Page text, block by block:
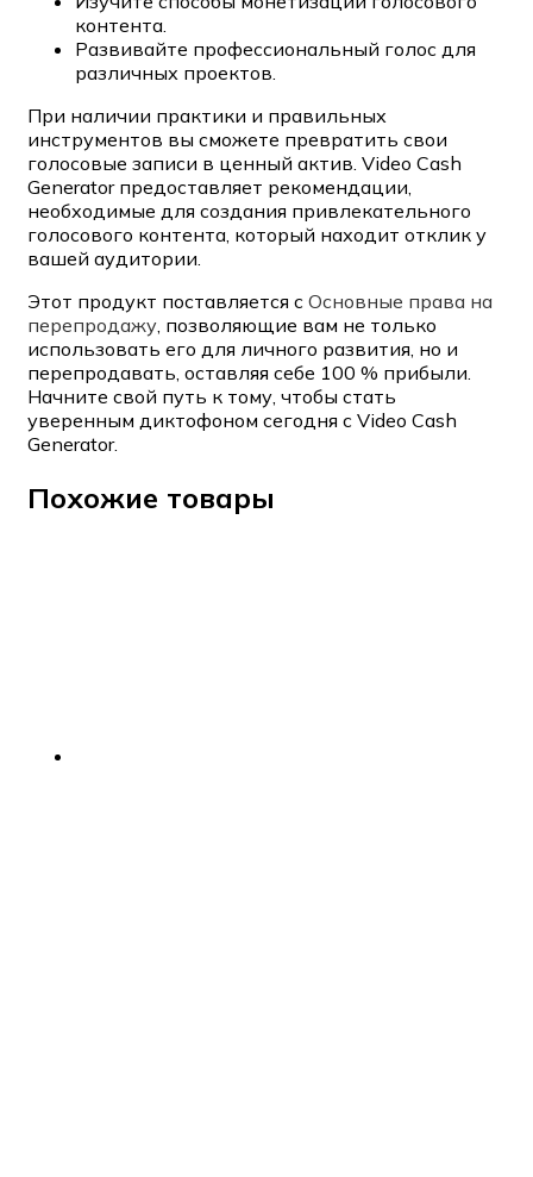
контента.
Развивайте профессиональный голос для
различных проектов.
При наличии практики и правильных
инструментов вы сможете превратить свои
голосовые записи в ценный актив. Video Cash
Generator предоставляет рекомендации,
необходимые для создания привлекательного
голосового контента, который находит отклик у
вашей аудитории.
Этот продукт поставляется с Основные права на
перепродажу , позволяющие вам не только
использовать его для личного развития, но и
перепродавать, оставляя себе 100 % прибыли.
Начните свой путь к тому, чтобы стать
уверенным диктофоном сегодня с Video Cash
Generator.
Похожие товары